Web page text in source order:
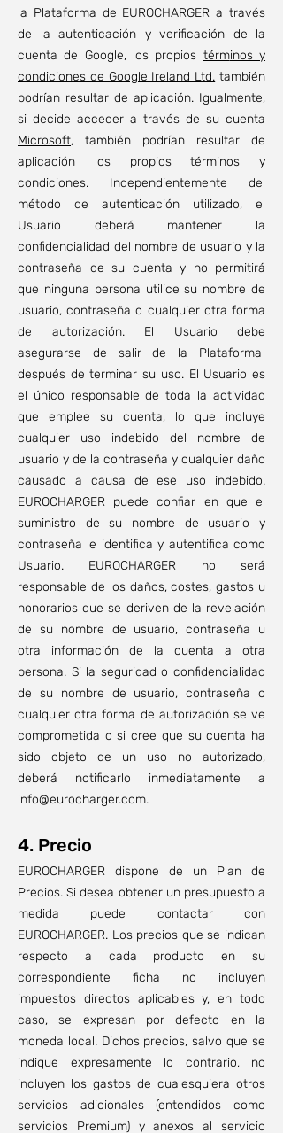
la Plataforma de EUROCHARGER a través
de la autenticación y verificación de la
cuenta de Google, los propios términos y
condiciones de Google Ireland Ltd. también
podrían resultar de aplicación. Igualmente,
si decide acceder a través de su cuenta
Microsoft, también podrían resultar de
aplicación los propios términos y
condiciones. Independientemente del
método de autenticación utilizado, el
Usuario deberá mantener la
confidencialidad del nombre de usuario y la
contraseña de su cuenta y no permitirá
que ninguna persona utilice su nombre de
usuario, contraseña o cualquier otra forma
de autorización. El Usuario debe
asegurarse de salir de la Plataforma
después de terminar su uso. El Usuario es
el único responsable de toda la actividad
que emplee su cuenta, lo que incluye
cualquier uso indebido del nombre de
usuario y de la contraseña y cualquier daño
causado a causa de ese uso indebido.
EUROCHARGER puede confiar en que el
suministro de su nombre de usuario y
contraseña le identifica y autentifica como
Usuario. EUROCHARGER no será
responsable de los daños, costes, gastos u
honorarios que se deriven de la revelación
de su nombre de usuario, contraseña u
otra información de la cuenta a otra
persona. Si la seguridad o confidencialidad
de su nombre de usuario, contraseña o
cualquier otra forma de autorización se ve
comprometida o si cree que su cuenta ha
sido objeto de un uso no autorizado,
deberá notificarlo inmediatamente a
info@eurocharger.com.
4. Precio
EUROCHARGER dispone de un Plan de
Precios. Si desea obtener un presupuesto a
medida puede contactar con
EUROCHARGER. Los precios que se indican
respecto a cada producto en su
correspondiente ficha no incluyen
impuestos directos aplicables y, en todo
caso, se expresan por defecto en la
moneda local. Dichos precios, salvo que se
indique expresamente lo contrario, no
incluyen los gastos de cualesquiera otros
servicios adicionales (entendidos como
servicios Premium) y anexos al servicio